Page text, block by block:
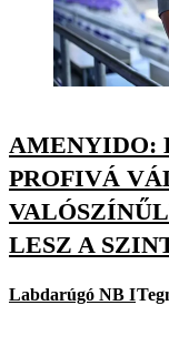
AMENYIDO:
PROFIVÁ
LESZ A
Labdarúgó NB I